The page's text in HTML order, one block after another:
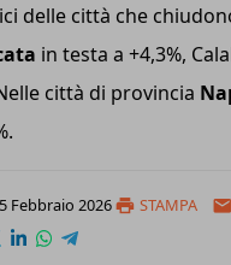
delle città che
in testa a +4,3%,
città di provincia
Febbraio 2026 STAMPA